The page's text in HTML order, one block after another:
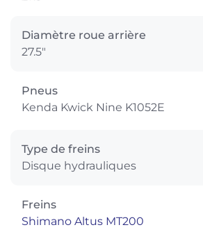
Diamètre roue arrière
27.5"
Pneus
Kenda Kwick Nine K1052E
Type de freins
Disque hydrauliques
Freins
Shimano Altus MT200